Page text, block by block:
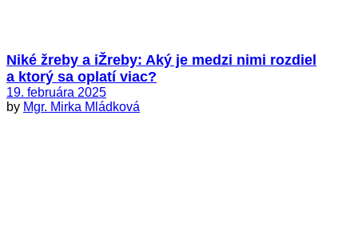
Niké žreby a iŽreby: Aký je medzi nimi rozdiel
a ktorý sa oplatí viac?
19. februára 2025
by Mgr. Mirka Mládková